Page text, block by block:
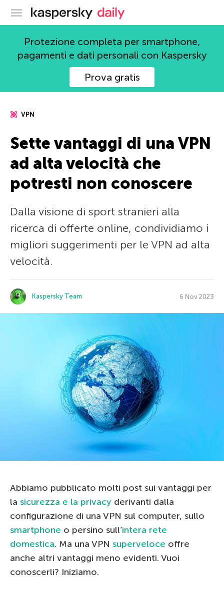
Blog ufficiale di Kaspersky
Protezione completa per smartphone,
pagamenti e dati personali con Kaspersky
Prova gratis
VPN
Sette vantaggi di una VPN
ad alta velocità che
potresti non conoscere
Dalla visione di sport stranieri alla
ricerca di offerte online, condividiamo i
migliori suggerimenti per le VPN ad alta
velocità.
Kaspersky Team 6 Nov 2023
Abbiamo pubblicato molti post sui vantaggi per
la sicurezza e la privacy derivanti dalla
configurazione di una VPN sul computer, sullo
smartphone o persino sull’intera rete
domestica. Ma una VPN superveloce offre
anche altri vantaggi meno evidenti. Vuoi
conoscerli? Iniziamo.